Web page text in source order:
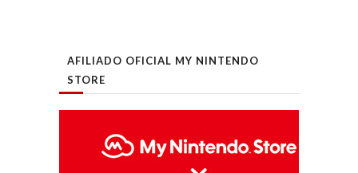
AFILIADO OFICIAL MY NINTENDO
STORE